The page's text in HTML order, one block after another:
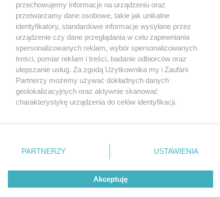
Nie zapomnij
zapoznać się z:
polityką prywatności regulamin korzystania z portali
Twojemiasto
Piekary Śląskie
Chorzów
Tarnowskie Góry
Gliwice
Skontaktuj się z nami
Kontakt
Wydawca
Redakcja
przechowujemy informacje na urządzeniu oraz
przetwarzamy dane osobowe, takie jak unikalne
identyfikatory, standardowe informacje wysyłane przez
urządzenie czy dane przeglądania w celu zapewniania
spersonalizowanych reklam, wybór spersonalizowanych
treści, pomiar reklam i treści, badanie odbiorców oraz
ulepszanie usług. Za zgodą Użytkownika my i Zaufani
Partnerzy możemy używać dokładnych danych
geolokalizacyjnych oraz aktywnie skanować
charakterystykę urządzenia do celów identyfikacji.
zmienić/wycofać klikając przycisk ustawień prywatności
znajdujący się w lewym dolnym rogu strony
rodzaje przetwarzania danych nie wymagają zgody
użytkownika, ale masz prawo sprzeciwić się takiemu
przetwarzaniu. Preferencje będą miały zastosowania tylko
PARTNERZY USTAWIENIA
Akceptuję